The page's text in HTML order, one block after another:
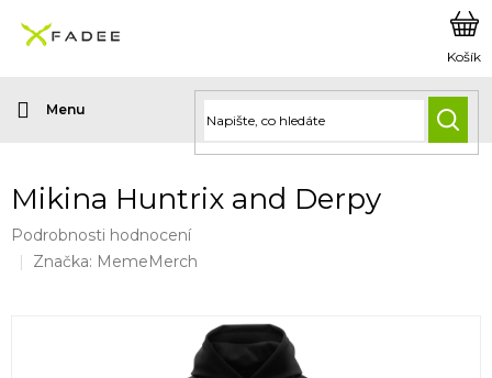
obsah
Mikina Huntrix and Derpy
Průměrné
hodnocení
Podrobnosti hodnocení
Značka: MemeMerch